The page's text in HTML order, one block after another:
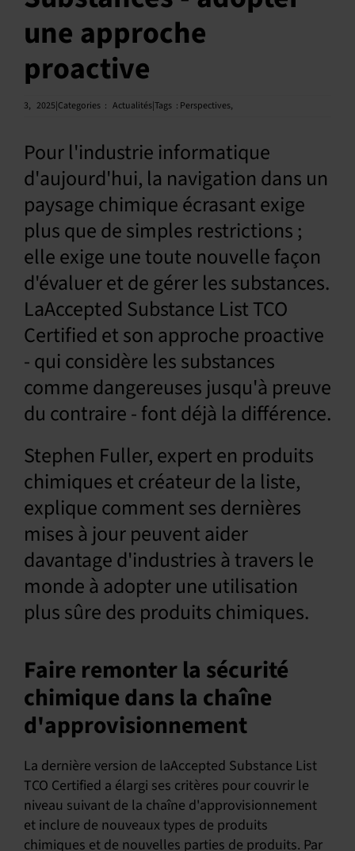
Français
une approche
proactive
3, 2025|Categories : Actualités|Tags : Perspectives,
Pour l'industrie informatique
d'aujourd'hui, la navigation dans un
paysage chimique écrasant exige
plus que de simples restrictions ;
elle exige une toute nouvelle façon
d'évaluer et de gérer les substances.
LaAccepted Substance List TCO
Certified et son approche proactive
- qui considère les substances
comme dangereuses jusqu'à preuve
du contraire - font déjà la différence.
Stephen Fuller, expert en produits
chimiques et créateur de la liste,
explique comment ses dernières
mises à jour peuvent aider
davantage d'industries à travers le
monde à adopter une utilisation
plus sûre des produits chimiques.
Faire remonter la sécurité
chimique dans la chaîne
d'approvisionnement
La dernière version de laAccepted Substance List
TCO Certified a élargi ses critères pour couvrir le
niveau suivant de la chaîne d'approvisionnement
et inclure de nouveaux types de produits
chimiques et de nouvelles parties de produits. Par